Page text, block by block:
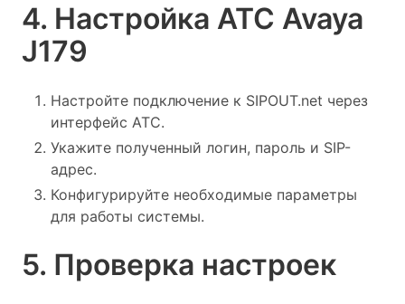
4. Настройка АТС Avaya
J179
Настройте подключение к SIPOUT.net через
интерфейс АТС.
Укажите полученный логин, пароль и SIP-
адрес.
Конфигурируйте необходимые параметры
для работы системы.
5. Проверка настроек